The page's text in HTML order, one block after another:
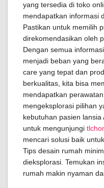
yang tersedia di toko
mendapatkan informasi
Pastikan untuk memilih
direkomendasikan oleh
Dengan semua
menjadi beban yang
care yang tepat dan
berkualitas, kita bisa
mendapatkan
mengeksplorasi pilihan
kebutuhan pasien lansia
untuk mengunjungi
mencari solusi baik
Tips desain rumah
dieksplorasi. Temukan
rumah makin nyaman